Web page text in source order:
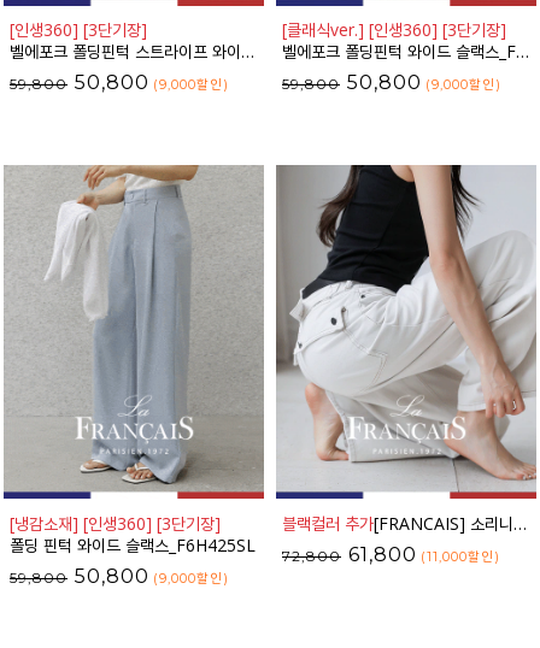
[인생360] [3단기장]
벨에포크 폴딩핀턱 스트라이프 와이드 슬랙스_F6S238SL
59,800 50,800 (9,000할인 )
[클래식ver.] [인생360] [3단기장]
벨에포크 폴딩핀턱 와이드 슬랙스_F6H448SL
59,800 50,800 (9,000할인 )
[냉감소재] [인생360] [3단기장]
폴딩 핀턱 와이드 슬랙스_F6H425SL
59,800 50,800 (9,000할인 )
블랙컬러 추가[FRANCAIS] 소리니 스티치 커브드 데님 팬츠_62DP2585
72,800 61,800 (11,000할인 )